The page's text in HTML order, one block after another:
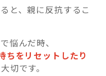
と、親に反抗するこ
悩んだ時、
ちをリセットしたり
切です。